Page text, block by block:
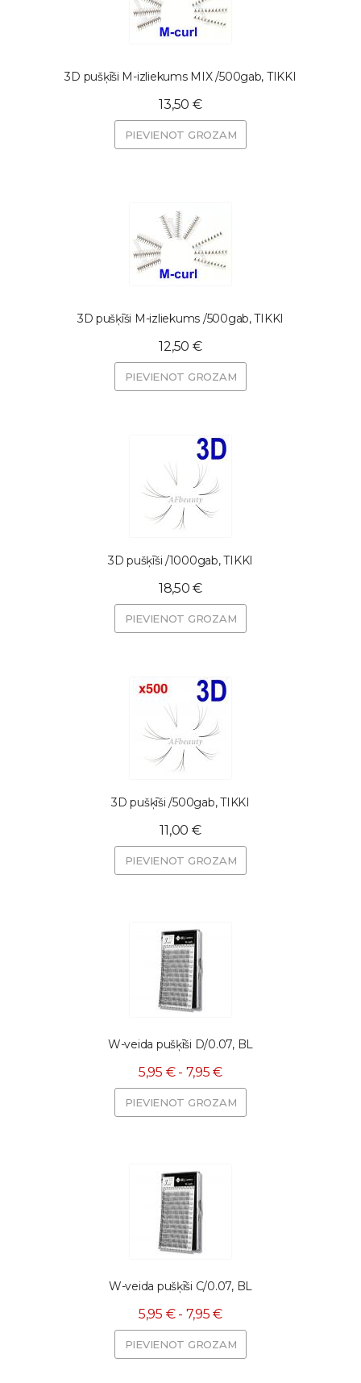
3D pušķīši M-izliekums MIX /500gab, TIKKI
13,50 €
PIEVIENOT GROZAM
3D pušķīši M-izliekums /500gab, TIKKI
12,50 €
PIEVIENOT GROZAM
3D pušķīši /1000gab, TIKKI
18,50 €
PIEVIENOT GROZAM
3D pušķīši /500gab, TIKKI
11,00 €
PIEVIENOT GROZAM
W-veida pušķīši D/0.07, BL
5,95 € - 7,95 €
PIEVIENOT GROZAM
W-veida pušķīši C/0.07, BL
5,95 € - 7,95 €
PIEVIENOT GROZAM